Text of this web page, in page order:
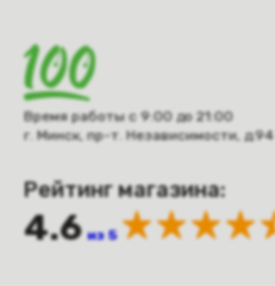
Время работы с 9:00 до 21:00
г. Минск, пр-т. Независимости, д.94
Рейтинг магазина:
4.6 из 5